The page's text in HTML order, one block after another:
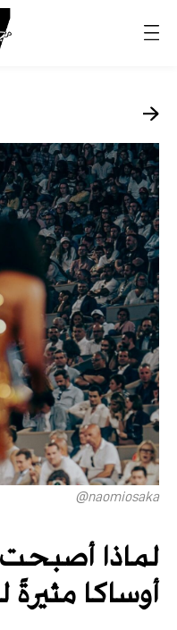
موضة وجمال
ثقافة
ديسكوفري
مجوهرات وساعات
مستقبل
EDITORIALS
WHO/HOW
لماذا
أوساكا
naomiosaka@